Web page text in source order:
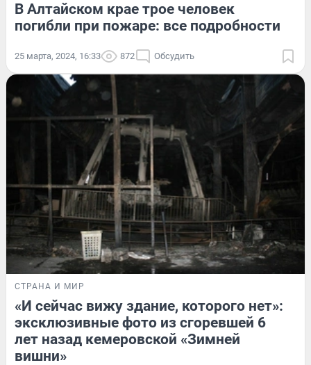
В Алтайском крае трое человек
погибли при пожаре: все подробности
25 марта, 2024, 16:33 872 Обсудить
СТРАНА И МИР
«И сейчас вижу здание, которого нет»:
эксклюзивные фото из сгоревшей 6
лет назад кемеровской «Зимней
вишни»